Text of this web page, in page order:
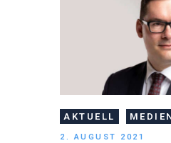
AKTUELL
2. AUGUST 2021